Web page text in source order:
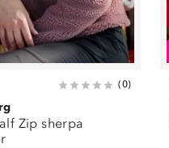
(0)
Zip sherpa